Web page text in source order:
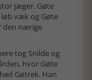
jæger. Gøte
væk og Gøte
den nærige
tog Snilde og
hvor Gøte
Gøtrek. Han